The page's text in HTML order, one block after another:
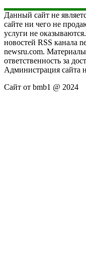
Данный сайт не
сайте ни чего не
услуги не
новостей RSS канала
newsru.com.
ответственность за
Администрация сайта
Сайт от bmb1 @ 2024